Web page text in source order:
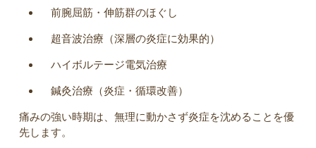
前腕屈筋・伸筋群のほぐし
超音波治療（深層の炎症に効果的）
ハイボルテージ電気治療
鍼灸治療（炎症・循環改善）
痛みの強い時期は、無理に動かさず炎症を沈めることを優
先します。